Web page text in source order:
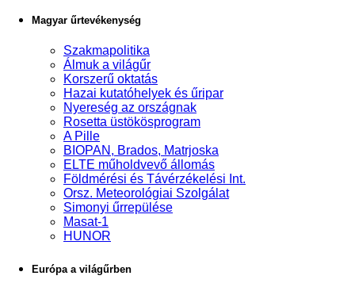
Magyar űrtevékenység
Szakmapolitika
Álmuk a világűr
Korszerű oktatás
Hazai kutatóhelyek és űripar
Nyereség az országnak
Rosetta üstökösprogram
A Pille
BIOPAN, Brados, Matrjoska
ELTE műholdvevő állomás
Földmérési és Távérzékelési Int.
Orsz. Meteorológiai Szolgálat
Simonyi űrrepülése
Masat-1
HUNOR
Európa a világűrben